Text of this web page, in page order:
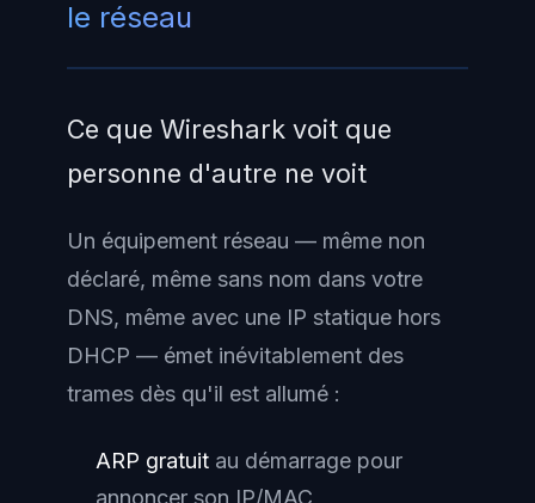
le réseau
Ce que Wireshark voit que
personne d'autre ne voit
Un équipement réseau — même non
déclaré, même sans nom dans votre
DNS, même avec une IP statique hors
DHCP — émet inévitablement des
trames dès qu'il est allumé :
ARP gratuit au démarrage pour
annoncer son IP/MAC